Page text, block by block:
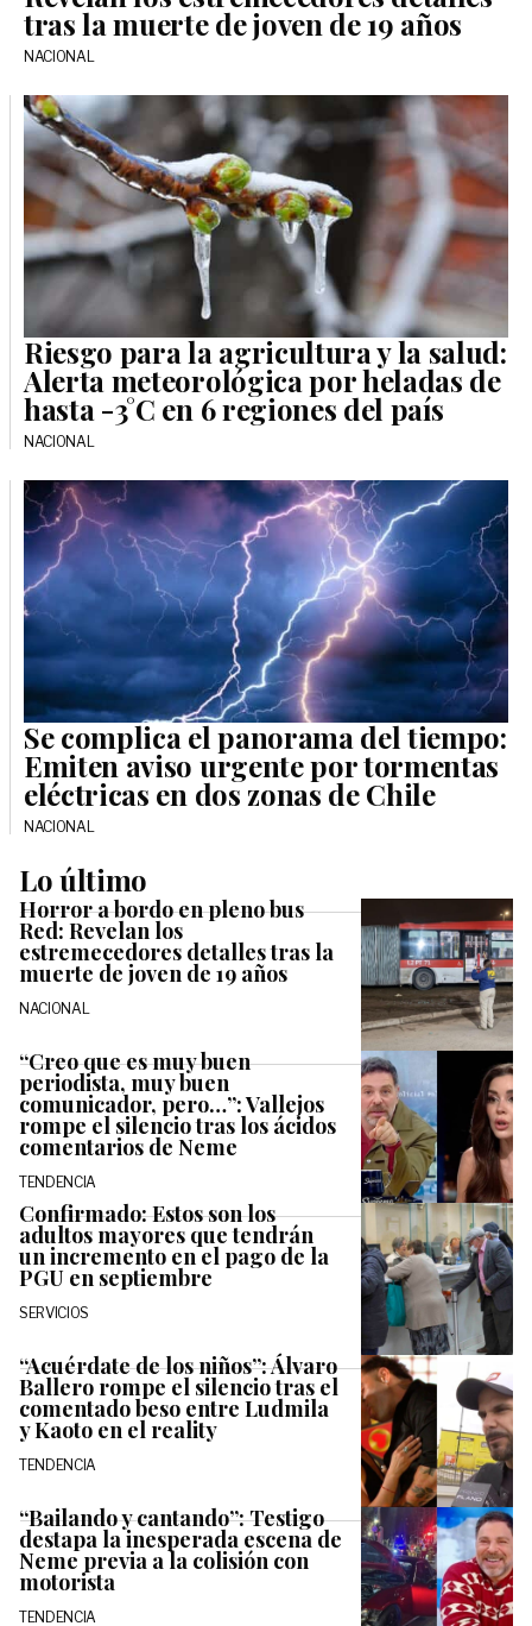
tras la muerte de joven de 19 años
NACIONAL
Riesgo para la agricultura y la salud:
Alerta meteorológica por heladas de
hasta -3°C en 6 regiones del país
NACIONAL
Se complica el panorama del tiempo:
Emiten aviso urgente por tormentas
eléctricas en dos zonas de Chile
NACIONAL
Lo último
Horror a bordo en pleno bus
Red: Revelan los
estremecedores detalles tras la
muerte de joven de 19 años
NACIONAL
“Creo que es muy buen
periodista, muy buen
comunicador, pero…”: Vallejos
rompe el silencio tras los ácidos
comentarios de Neme
TENDENCIA
Confirmado: Estos son los
adultos mayores que tendrán
un incremento en el pago de la
PGU en septiembre
SERVICIOS
“Acuérdate de los niños”: Álvaro
Ballero rompe el silencio tras el
comentado beso entre Ludmila
y Kaoto en el reality
TENDENCIA
“Bailando y cantando”: Testigo
destapa la inesperada escena de
Neme previa a la colisión con
motorista
TENDENCIA